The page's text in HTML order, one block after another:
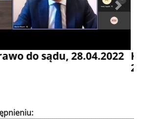
do sądu 3
Dalej